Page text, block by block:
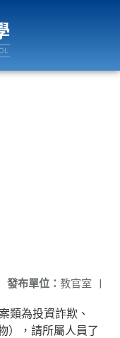
發布單位： 教官室 |
類為投資詐欺、
），請所屬人員了